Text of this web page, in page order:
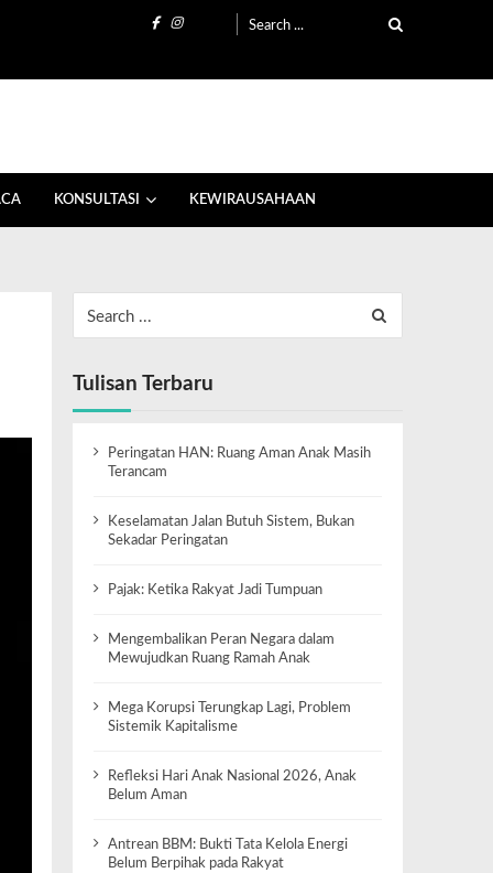
KONSULTASI KEWIRAUSAHAAN
Tulisan Terbaru
Peringatan HAN: Ruang Aman Anak Masih
Terancam
Keselamatan Jalan Butuh Sistem, Bukan
Sekadar Peringatan
Pajak: Ketika Rakyat Jadi Tumpuan
Mengembalikan Peran Negara dalam
Mewujudkan Ruang Ramah Anak
Mega Korupsi Terungkap Lagi, Problem
Sistemik Kapitalisme
Refleksi Hari Anak Nasional 2026, Anak
Belum Aman
Antrean BBM: Bukti Tata Kelola Energi
Belum Berpihak pada Rakyat